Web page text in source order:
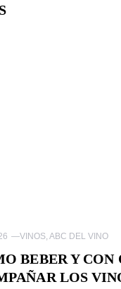
—VINOS, ABC DEL VINO
BEBER Y CON
LOS